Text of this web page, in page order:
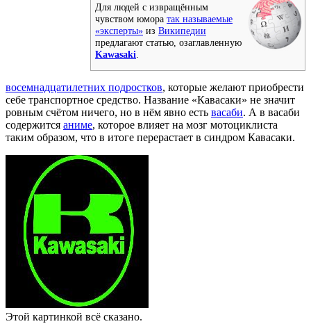
Для людей с извращённым
чувством юмора так называемые
«эксперты» из Википедии
предлагают статью, озаглавленную
Kawasaki
восемнадцатилетних подростков, которые желают приобрести
себе транспортное средство. Название «Кавасаки» не значит
ровным счётом ничего, но в нём явно есть васаби. А в васаби
содержится аниме, которое влияет на мозг мотоциклиста
таким образом, что в итоге перерастает в синдром Кавасаки.
Этой картинкой всё сказано.